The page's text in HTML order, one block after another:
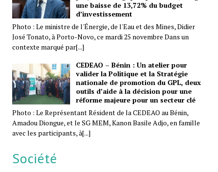
une baisse de 13,72% du budget
d’investissement
Photo : Le ministre de l'Énergie, de l'Eau et des Mines, Didier
José Tonato, à Porto-Novo, ce mardi 25 novembre Dans un
contexte marqué par[...]
CEDEAO – Bénin : Un atelier pour
valider la Politique et la Stratégie
nationale de promotion du GPL, deux
outils d’aide à la décision pour une
réforme majeure pour un secteur clé
Photo : Le Représentant Résident de la CEDEAO au Bénin,
Amadou Diongue, et le SG MEM, Kanon Basile Adjo, en famille
avec les participants, à[...]
Société